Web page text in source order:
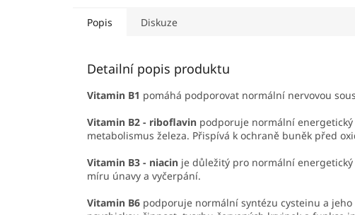
Popis Diskuze
Detailní popis produktu
Vitamin B1 pomáhá podporovat normální nervovou
Vitamin B2 - riboflavin podporuje normální energetický
metabolismus železa. Přispívá k ochraně buněk před
Vitamin B3 - niacin je důležitý pro normální energetický
míru únavy a vyčerpání.
Vitamin B6 podporuje normální syntézu cysteinu a